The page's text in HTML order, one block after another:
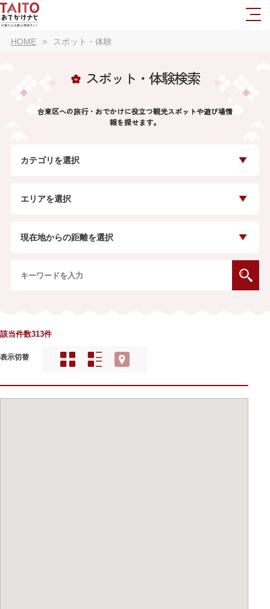
HOME スポット・体験
スポット・体験検索
台東区への旅行・おでかけに役立つ観光スポットや遊び場情
報を探せます。
カテゴリを選択
エリアを選択
現在地からの距離を選択
該当件数313件
表示切替